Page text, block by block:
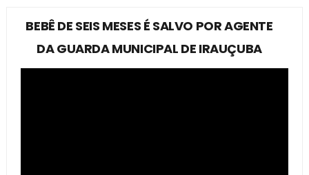
BEBÊ DE SEIS MESES É SALVO POR AGENTE
DA GUARDA MUNICIPAL DE IRAUÇUBA